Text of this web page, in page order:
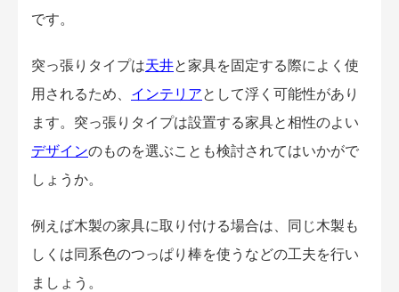
です。
突っ張りタイプは天井と家具を固定する際によく使
用されるため、 インテリアとして浮く可能性があり
ます。突っ張りタイプは設置する家具と相性のよい
デザインのものを選ぶことも検討されてはいかがで
しょうか。
例えば木製の家具に取り付ける場合は、同じ木製も
しくは同系色のつっぱり棒を使うなどの工夫を行い
ましょう。